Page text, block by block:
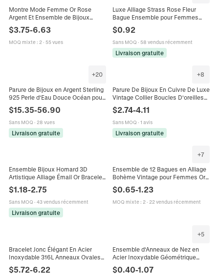
Montre Mode Femme Or Rose
Argent Et Ensemble de Bijoux
Montre à Quartz Avec Strass Collier
Bracelet Boucles d'Oreilles Bague
$3.75-6.63
MOQ mixte: 2· 55 vues
Luxe Alliage Strass Rose Fleur
Bague Ensemble pour Femmes
Électroplaqué Or Argent Mariage
Fiançailles Bijoux de Doigt
$0.92
Sans MOQ · 58 vendus récemment
Livraison gratuite
+20
Parure de Bijoux en Argent Sterling
925 Perle d'Eau Douce Océan pour
Émail Strass Boucles d'Oreilles
Collier Bague
$15.35-56.90
Sans MOQ · 28 vues
Livraison gratuite
+8
Parure De Bijoux En Cuivre De Luxe
Vintage Collier Boucles D'oreilles
D'eau Pour Femmes Mariage
$2.74-4.11
Sans MOQ · 1 avis
Livraison gratuite
Ensemble Bijoux Homard 3D
Artistique Alliage Émail Or Bracelet
Et Bague Pour Femmes Accessoire
Mode Fête Bizarre
$1.18-2.75
Sans MOQ · 43 vendus récemment
Livraison gratuite
+7
Ensemble de 12 Bagues en Alliage
Bohème Vintage pour Femmes Or
Argent Strass Oeil Coeur Papillon
Feuille Étoile Lune Bagues
Ouvertes Bijoux
$0.65-1.23
MOQ mixte: 2· 22 vendus récemment
Bracelet Jonc Élégant En Acier
Inoxydable 316L Anneaux Ovales
Luxe Minimalistes Pour Femmes
$5.72-6.22
+5
Ensemble d'Anneaux de Nez en
Acier Inoxydable Géométrique
de Piercing pour Femmes Hommes
$0.40-1.07